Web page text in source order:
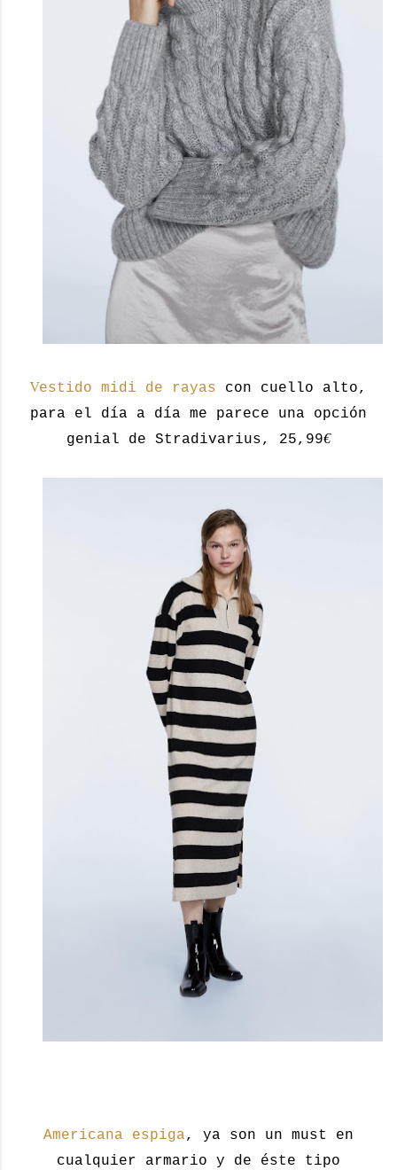
Vestido midi de rayas con cuello alto,
para el día a día me parece una opción
genial de Stradivarius, 25,99€
Americana espiga, ya son un must en
cualquier armario y de éste tipo